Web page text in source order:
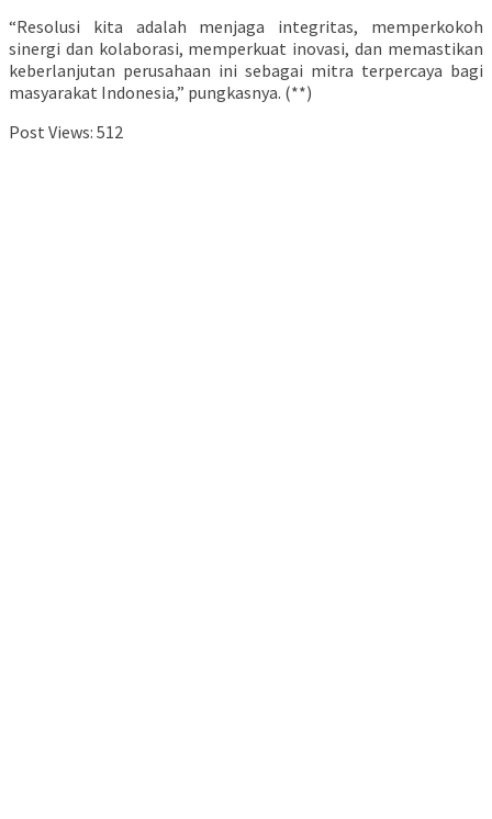
“Resolusi kita adalah menjaga integritas, memperkokoh
sinergi dan kolaborasi, memperkuat inovasi, dan memastikan
keberlanjutan perusahaan ini sebagai mitra terpercaya bagi
masyarakat Indonesia,” pungkasnya. (**)
Post Views: 512